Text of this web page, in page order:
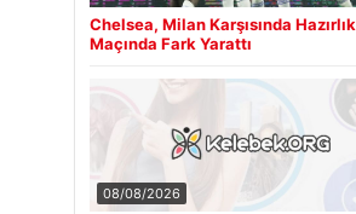
Chelsea, Milan Karşısında Hazırlık
Maçında Fark Yarattı
08/08/2026